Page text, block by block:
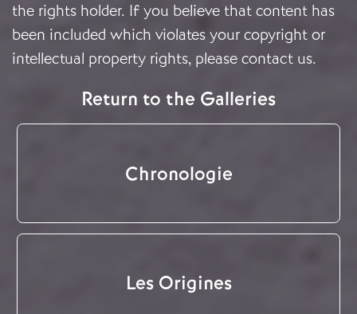
the rights holder. If you believe that content has
been included which violates your copyright or
intellectual property rights, please contact us.
Return to the Galleries
Chronologie
Les Origines